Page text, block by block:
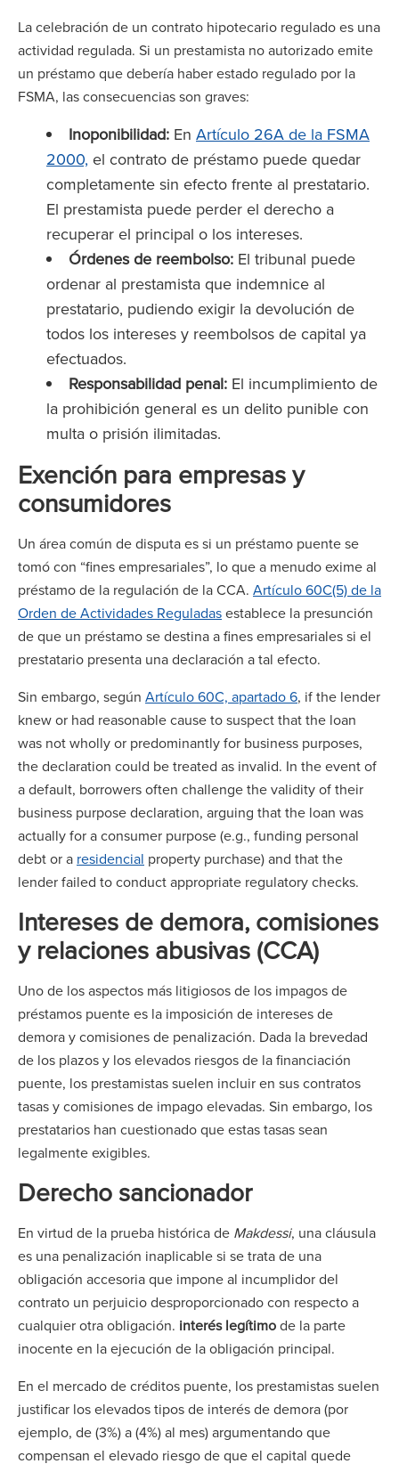
La celebración de un contrato hipotecario regulado es una
actividad regulada. Si un prestamista no autorizado emite
un préstamo que debería haber estado regulado por la
FSMA, las consecuencias son graves:
Inoponibilidad: En Artículo 26A de la FSMA
2000, el contrato de préstamo puede quedar
completamente sin efecto frente al prestatario.
El prestamista puede perder el derecho a
recuperar el principal o los intereses.
Órdenes de reembolso: El tribunal puede
ordenar al prestamista que indemnice al
prestatario, pudiendo exigir la devolución de
todos los intereses y reembolsos de capital ya
efectuados.
Responsabilidad penal: El incumplimiento de
la prohibición general es un delito punible con
multa o prisión ilimitadas.
Exención para empresas y
consumidores
Un área común de disputa es si un préstamo puente se
tomó con “fines empresariales”, lo que a menudo exime al
préstamo de la regulación de la CCA. Artículo 60C(5) de la
Orden de Actividades Reguladasestablece la presunción
de que un préstamo se destina a fines empresariales si el
prestatario presenta una declaración a tal efecto.
Sin embargo, según Artículo 60C, apartado 6, if the lender
knew or had reasonable cause to suspect that the loan
was not wholly or predominantly for business purposes,
the declaration could be treated as invalid. In the event of
a default, borrowers often challenge the validity of their
business purpose declaration, arguing that the loan was
actually for a consumer purpose (e.g., funding personal
debt or a residencial property purchase) and that the
lender failed to conduct appropriate regulatory checks.
Intereses de demora, comisiones
y relaciones abusivas (CCA)
Uno de los aspectos más litigiosos de los impagos de
préstamos puente es la imposición de intereses de
demora y comisiones de penalización. Dada la brevedad
de los plazos y los elevados riesgos de la financiación
puente, los prestamistas suelen incluir en sus contratos
tasas y comisiones de impago elevadas. Sin embargo, los
prestatarios han cuestionado que estas tasas sean
legalmente exigibles.
Derecho sancionador
En virtud de la prueba histórica de Makdessi, una cláusula
es una penalización inaplicable si se trata de una
obligación accesoria que impone al incumplidor del
contrato un perjuicio desproporcionado con respecto a
cualquier otra obligación. interés legítimode la parte
inocente en la ejecución de la obligación principal.
En el mercado de créditos puente, los prestamistas suelen
justificar los elevados tipos de interés de demora (por
ejemplo, de (3%) a (4%) al mes) argumentando que
compensan el elevado riesgo de que el capital quede